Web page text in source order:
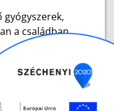
a családban,
a mentésben